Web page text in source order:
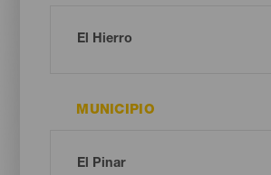
MUNICIPIO